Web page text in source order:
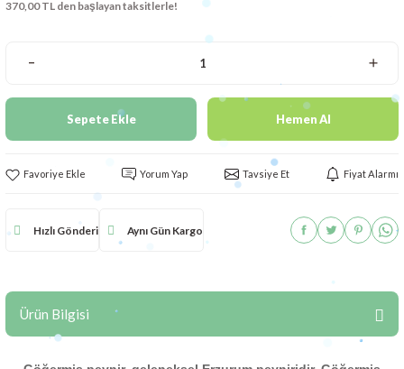
370,00 TL den başlayan taksitlerle!
Sepete Ekle Hemen Al
Yorum Yap Tavsiye Et Fiyat Alarmı
Hızlı Gönderi Aynı Gün Kargo
Ürün Bilgisi